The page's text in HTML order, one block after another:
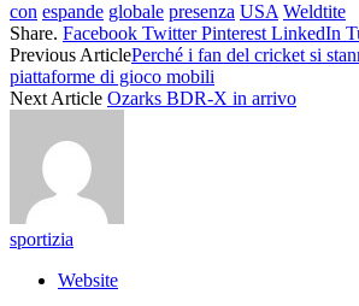
con espande globale presenza USA Weldtite
Share. Facebook Twitter Pinterest LinkedIn
Previous ArticlePerché i fan del cricket si
piattaforme di gioco mobili
Next Article Ozarks BDR-X in arrivo
sportizia
Website